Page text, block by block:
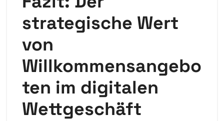
strategische Wert
von
Willkommensangebo
ten im digitalen
Wettgeschäft